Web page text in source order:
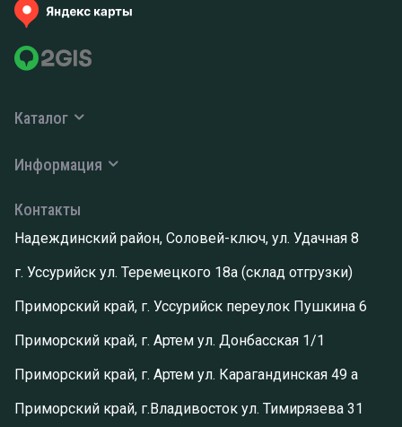
Каталог
Информация
Контакты
Надеждинский район, Соловей-ключ, ул. Удачная 8
г. Уссурийск ул. Теремецкого 18а (склад отгрузки)
Приморский край, г. Уссурийск переулок Пушкина 6
Приморский край, г. Артем ул. Донбасская 1/1
Приморский край, г. Артем ул. Карагандинская 49 а
Приморский край, г.Владивосток ул. Тимирязева 31